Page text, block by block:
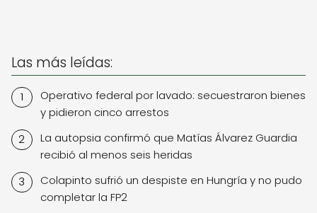
Las más leídas:
Operativo federal por lavado: secuestraron bienes
y pidieron cinco arrestos
La autopsia confirmó que Matías Álvarez Guardia
recibió al menos seis heridas
Colapinto sufrió un despiste en Hungría y no pudo
completar la FP2